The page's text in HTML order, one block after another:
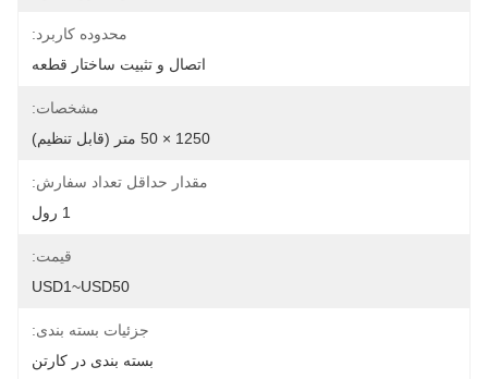
محدوده کاربرد:
اتصال و تثبیت ساختار قطعه
مشخصات:
1250 × 50 متر (قابل تنظیم)
مقدار حداقل تعداد سفارش:
1 رول
قیمت:
USD1~USD50
جزئیات بسته بندی:
بسته بندی در کارتن